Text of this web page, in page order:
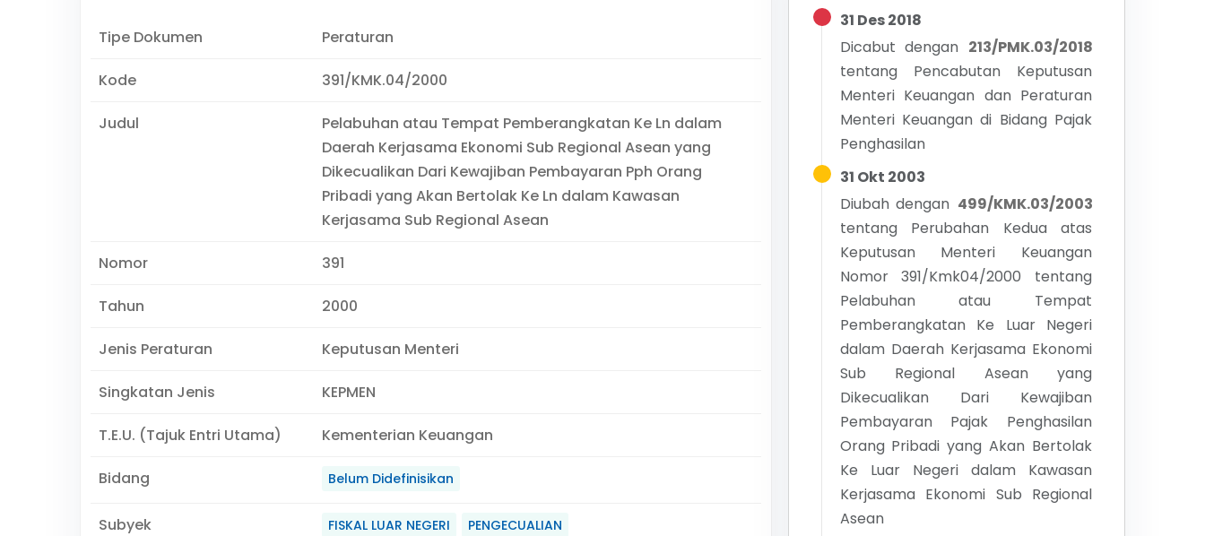
Tipe Dokumen Peraturan
Kode 391/KMK.04/2000
Judul
Pelabuhan atau Tempat Pemberangkatan Ke Ln dalam
Daerah Kerjasama Ekonomi Sub Regional Asean yang
Dikecualikan Dari Kewajiban Pembayaran Pph Orang
Pribadi yang Akan Bertolak Ke Ln dalam Kawasan
Kerjasama Sub Regional Asean
Nomor 391
Tahun 2000
Jenis Peraturan Keputusan Menteri
Singkatan Jenis KEPMEN
T.E.U. (Tajuk Entri Utama) Kementerian Keuangan
Bidang Belum Didefinisikan
Subyek FISKAL LUAR NEGERI PENGECUALIAN
31 Des 2018
Dicabut dengan 213/PMK.03/2018
tentang Pencabutan Keputusan
Menteri Keuangan dan Peraturan
Menteri Keuangan di Bidang Pajak
Penghasilan
31 Okt 2003
Diubah dengan 499/KMK.03/2003
tentang Perubahan Kedua atas
Keputusan Menteri Keuangan
Nomor 391/Kmk04/2000 tentang
Pelabuhan atau Tempat
Pemberangkatan Ke Luar Negeri
dalam Daerah Kerjasama Ekonomi
Sub Regional Asean yang
Dikecualikan Dari Kewajiban
Pembayaran Pajak Penghasilan
Orang Pribadi yang Akan Bertolak
Ke Luar Negeri dalam Kawasan
Kerjasama Ekonomi Sub Regional
Asean